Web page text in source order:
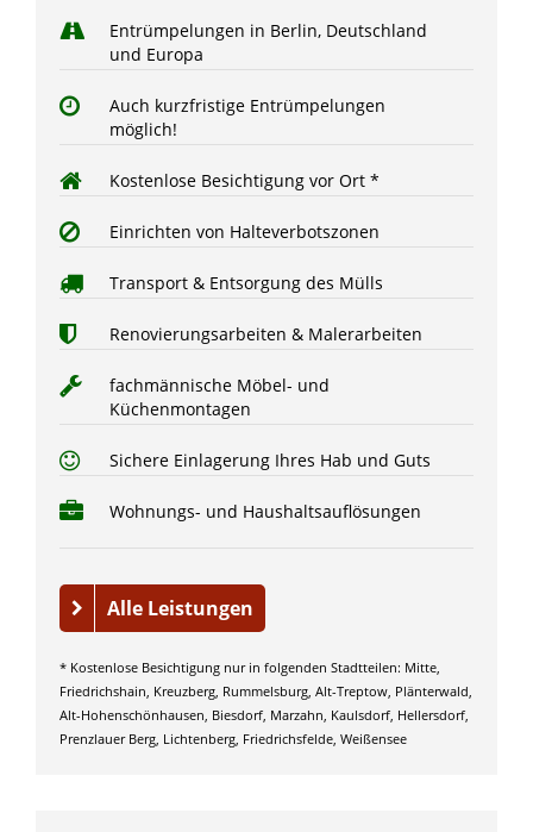
Entrümpelungen in Berlin, Deutschland
und Europa
Auch kurzfristige Entrümpelungen
möglich!
Kostenlose Besichtigung vor Ort *
Einrichten von Halteverbotszonen
Transport & Entsorgung des Mülls
Renovierungsarbeiten & Malerarbeiten
fachmännische Möbel- und
Küchenmontagen
Sichere Einlagerung Ihres Hab und Guts
Wohnungs- und Haushaltsauflösungen
Alle Leistungen
* Kostenlose Besichtigung nur in folgenden Stadtteilen: Mitte,
Friedrichshain, Kreuzberg, Rummelsburg, Alt-Treptow, Plänterwald,
Alt-Hohenschönhausen, Biesdorf, Marzahn, Kaulsdorf, Hellersdorf,
Prenzlauer Berg, Lichtenberg, Friedrichsfelde, Weißensee